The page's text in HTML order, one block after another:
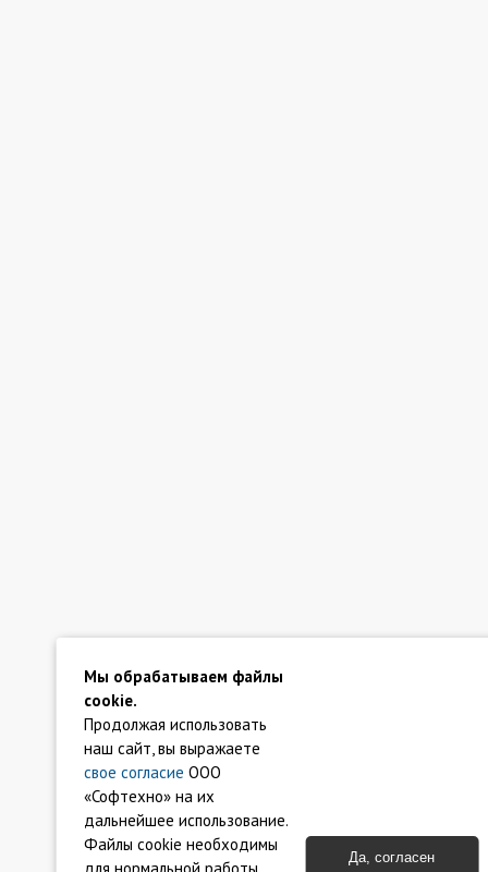
Мы обрабатываем файлы
cookie.
Продолжая использовать
наш сайт, вы выражаете
свое согласие ООО
«Софтехно» на их
дальнейшее использование.
Файлы cookie необходимы
Да, согласен